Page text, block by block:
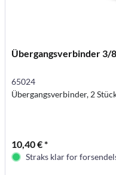
Übergangsverbinder 3/
65024
Übergangsverbinder, 2
10,40 € *
Straks klar for